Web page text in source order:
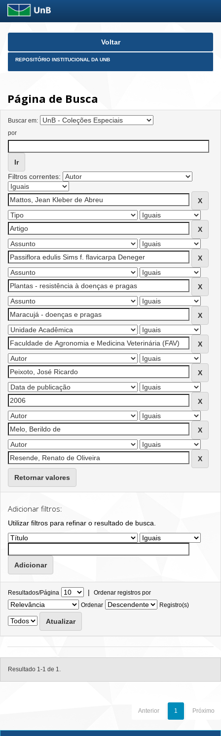
Skip
Voltar
REPOSITÓRIO INSTITUCIONAL DA UNB
Página de Busca
Buscar em:
por
Filtros correntes:
Retornar valores
Adicionar filtros:
Utilizar filtros para refinar o resultado de busca.
Resultados/Página | Ordenar registros por
Ordenar
Registro(s)
Resultado 1-1 de 1.
Anterior 1 Próximo